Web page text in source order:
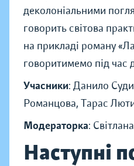
деколоніальними
говорить світова
на прикладі роману
говоритимемо під час
Учасники: Данило
Романцова, Тарас
Модераторка:
Наступні